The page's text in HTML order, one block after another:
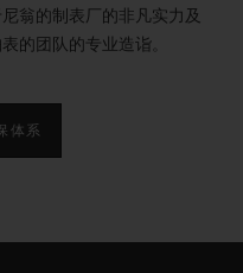
翁的制表厂的非凡实力及
的团队的专业造诣。
体系